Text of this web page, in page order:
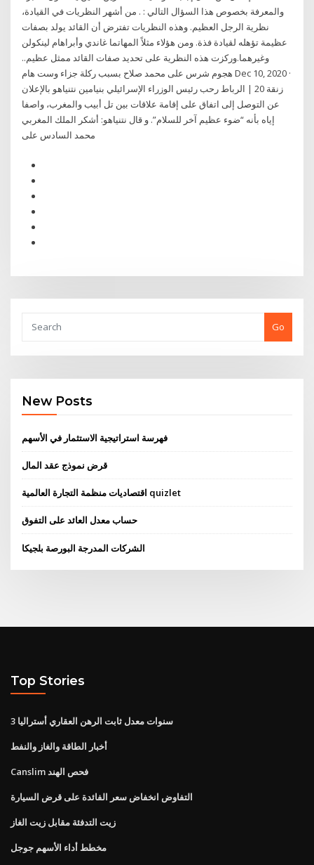
والمعرفة بخصوص هذا السؤال التالي : . من أشهر النظريات في القيادة،
نظرية الرجل العظيم. وهذه النظريات تفترض أن القائد يولد بصفات
عظيمة تؤهله لقيادة فذة. ومن هؤلاء مثلاً المهاتما غاندي وأبراهام لينكولن
وغيرهما.وركزت هذه النظرية على تحديد صفات القائد ممثل عظيم..
هجوم شرس على محمد صلاح بسبب ركلة جزاء وست هام Dec 10, 2020 ·
زنقة 20 | الرباط رحب رئيس الوزراء الإسرائيلي بنيامين نتنياهو بالإعلان
عن التوصل إلى اتفاق على إقامة علاقات بين تل أبيب والمغرب، واصفا
إياه بأنه “ضوء عظيم آخر للسلام”. و قال نتنياهو: أشكر الملك المغربي
محمد السادس على
Go
New Posts
فهرسة استراتيجية الاستثمار في الأسهم
قرض نموذج عقد المال
اقتصاديات منظمة التجارة العالمية quizlet
حساب معدل العائد على التفوق
الشركات المدرجة البورصة بلجيكا
Top Stories
3 سنوات معدل ثابت الرهن العقاري أستراليا
أخبار الطاقة والغاز والنفط
Canslim فحص الهند
التفاوض انخفاض سعر الفائدة على قرض السيارة
زيت التدفئة مقابل زيت الغاز
مخطط أداء الأسهم جوجل